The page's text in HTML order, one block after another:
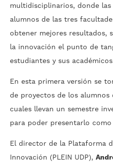
multidisciplinarios, donde
alumnos de las tres
obtener mejores resultados,
la innovación el punto de
estudiantes y sus
En esta primera versión se
de proyectos de los
cuales llevan un semestre
para poder presentarlo
El director de la Plataforma
Innovación (PLEIN UDP),